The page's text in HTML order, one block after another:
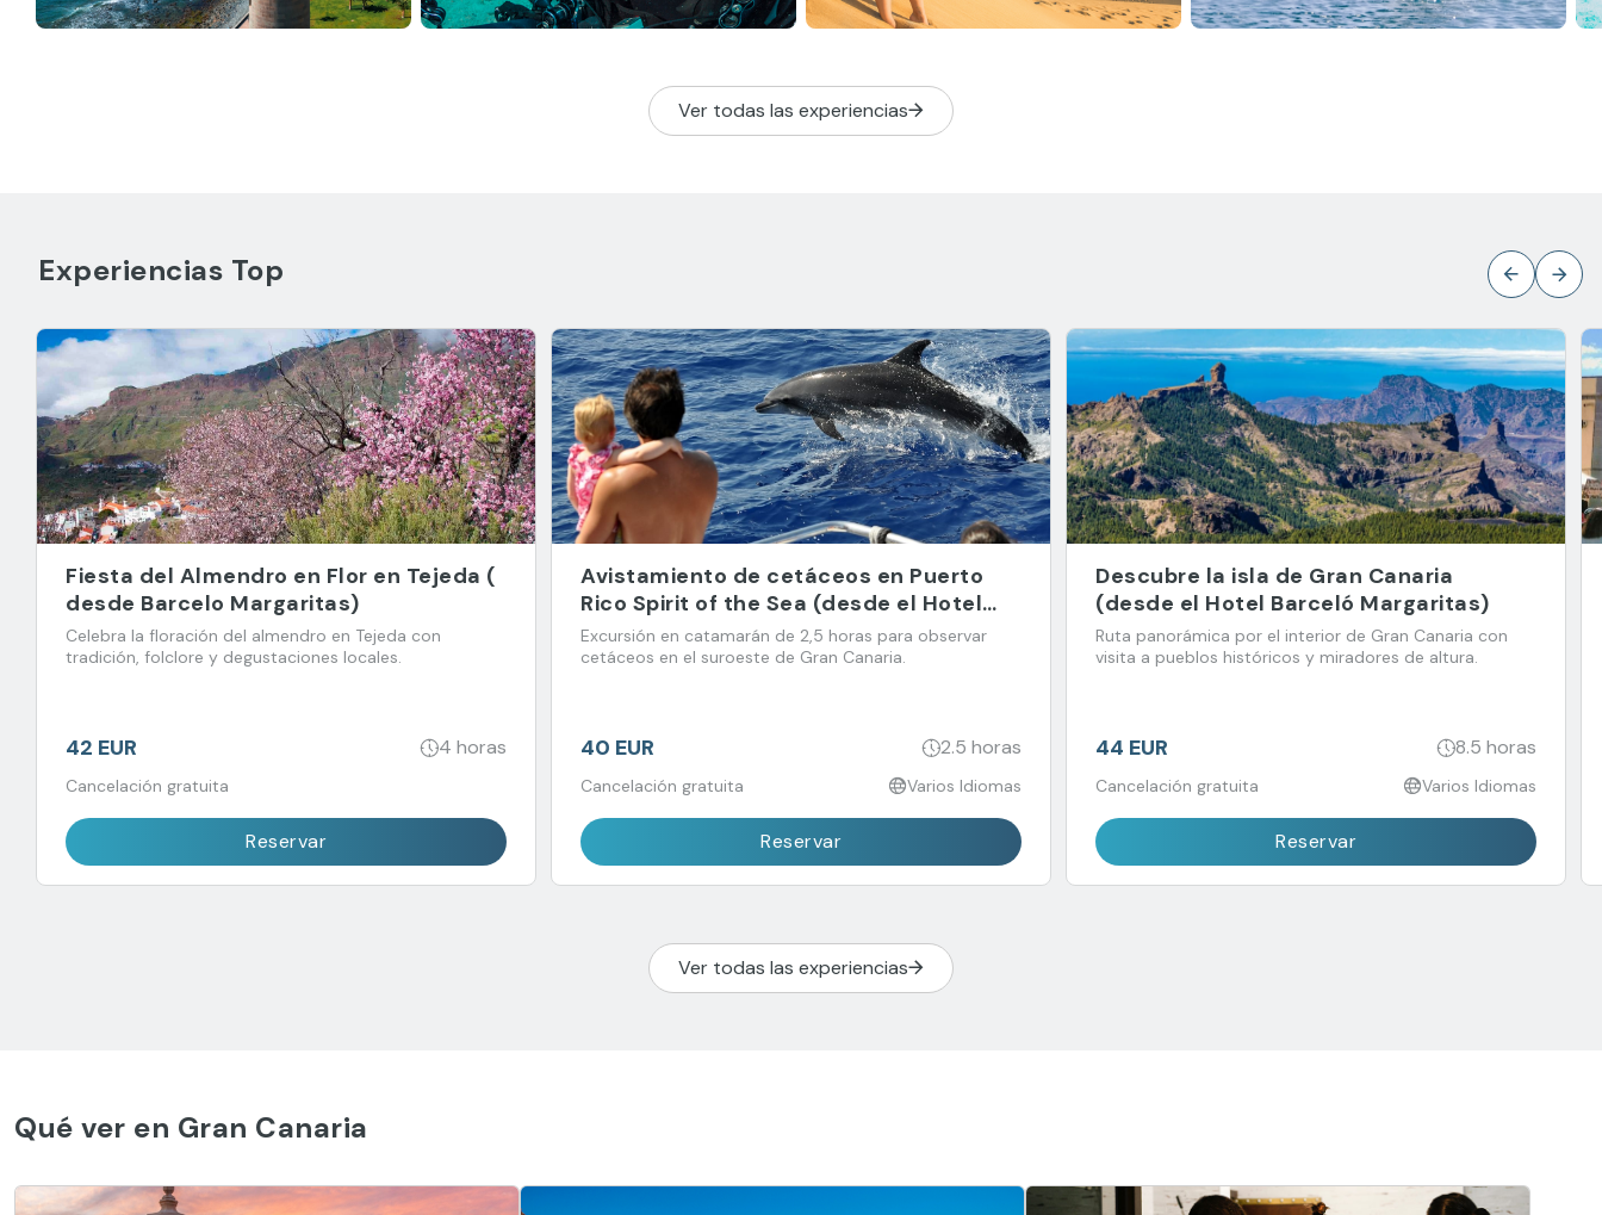
Ver todas las experiencias
Experiencias Top
Fiesta del Almendro en Flor en Tejeda (
desde Barcelo Margaritas)
Celebra la floración del almendro en Tejeda con
tradición, folclore y degustaciones locales.
42 EUR 4 horas
Cancelación gratuita
Reservar
Avistamiento de cetáceos en Puerto
Rico Spirit of the Sea (desde el Hotel
Barceló Margaritas)
Excursión en catamarán de 2,5 horas para observar
cetáceos en el suroeste de Gran Canaria.
40 EUR 2.5 horas
Cancelación gratuita Varios Idiomas
Reservar
Descubre la isla de Gran Canaria
(desde el Hotel Barceló Margaritas)
Ruta panorámica por el interior de Gran Canaria con
visita a pueblos históricos y miradores de altura.
44 EUR 8.5 horas
Cancelación gratuita Varios Idiomas
Reservar
Ver todas las experiencias
Qué ver en Gran Canaria